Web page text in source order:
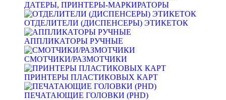
ДАТЕРЫ, ПРИНТЕРЫ-МАРКИРАТОРЫ
ОТДЕЛИТЕЛИ (ДИСПЕНСЕРЫ) ЭТИКЕТОК
АППЛИКАТОРЫ РУЧНЫЕ
СМОТЧИКИ/РАЗМОТЧИКИ
ПРИНТЕРЫ ПЛАСТИКОВЫХ КАРТ
ПЕЧАТАЮЩИЕ ГОЛОВКИ (PHD)